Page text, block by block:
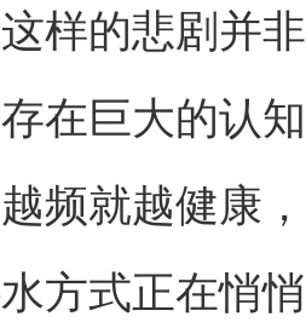
样的悲剧并非
在巨大的认知
频就越健康，
方式正在悄悄